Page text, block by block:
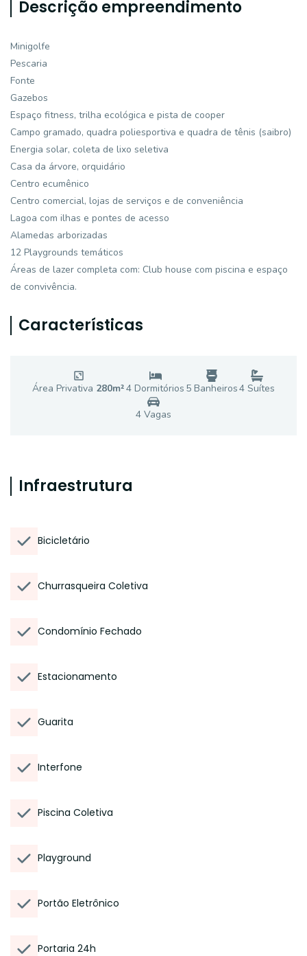
Descrição empreendimento
Minigolfe
Pescaria
Fonte
Gazebos
Espaço fitness, trilha ecológica e pista de cooper
Campo gramado, quadra poliesportiva e quadra de tênis (saibro)
Energia solar, coleta de lixo seletiva
Casa da árvore, orquidário
Centro ecumênico
Centro comercial, lojas de serviços e de conveniência
Lagoa com ilhas e pontes de acesso
Alamedas arborizadas
12 Playgrounds temáticos
Áreas de lazer completa com: Club house com piscina e espaço
de convivência.
Características
Área Privativa 280m²4 Dormitórios 5 Banheiros4 Suítes
4 Vagas
Infraestrutura
Bicicletário
Churrasqueira Coletiva
Condomínio Fechado
Estacionamento
Guarita
Interfone
Piscina Coletiva
Playground
Portão Eletrônico
Portaria 24h